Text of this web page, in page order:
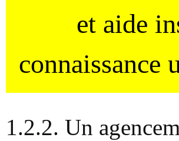
et aide
connaissance
1.2.2. Un